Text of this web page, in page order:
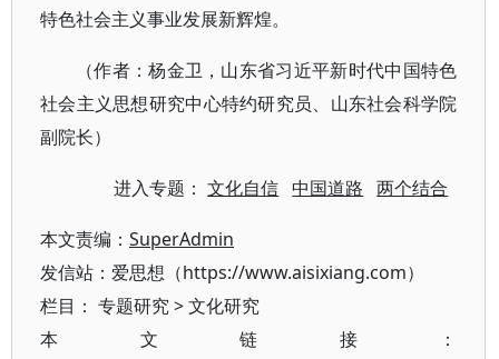
特色社会主义事业发展新辉煌。
（作者：杨金卫，山东省习近平新时代中国特色
社会主义思想研究中心特约研究员、山东社会科学院
副院长）
进入专题：文化自信 中国道路 两个结合
本文责编： SuperAdmin
发信站：爱思想（https://www.aisixiang.com）
栏目： 专题研究>文化研究
本文链接：